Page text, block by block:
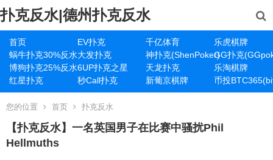
扑克反水|德州扑克反水
首页 EV扑克 千亿体育
乐虎棋牌
蜗牛扑克30%反水大发扑克 神扑克(ShenPoker)GG扑克
博狗扑克25%反水6UP扑克之星 天龙扑克
乐淘棋牌
红星扑克
秒Call扑克 新葡京棋牌 币投
您的位置 首页 扑克反水
【扑克反水】一名英国男子在比赛中骚扰Phil
Hellmuths